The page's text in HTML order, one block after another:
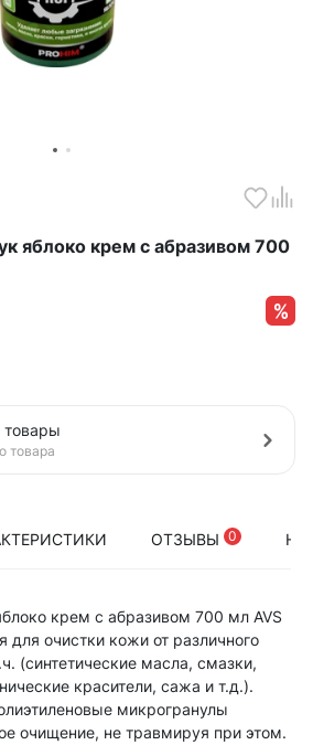
яблоко крем с абразивом 700
товара
ОТЗЫВЫ 0
крем с абразивом 700 мл AVS
для очистки кожи от различного
(синтетические масла, смазки,
красители, сажа и т.д.).
микрогранулы
очищение, не травмируя при этом.